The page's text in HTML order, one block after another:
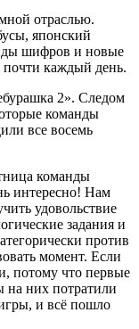
отраслью.
японский
шифров и новые
почти каждый день.
2». Следом
команды
все восемь
команды
интересно! Нам
удовольствие
задания и
против
момент. Если
потому что первые
на них потратили
и всё пошло